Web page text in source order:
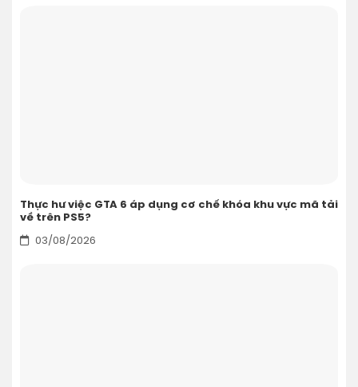
Thực hư việc GTA 6 áp dụng cơ chế khóa khu vực mã tải
về trên PS5?
03/08/2026